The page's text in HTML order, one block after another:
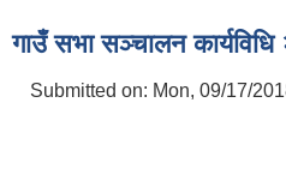
गाउँ सभा सञ्चालन
Submitted on: Mon, 09/17/